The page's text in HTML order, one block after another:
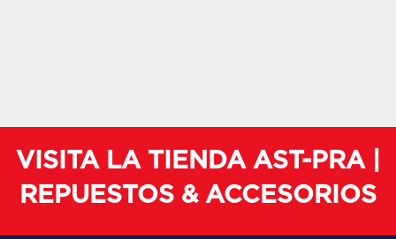
VISITA LA TIENDA AST-PRA |
REPUESTOS & ACCESORIOS